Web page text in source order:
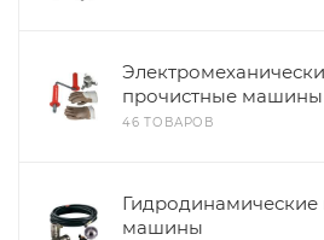
прочистные машины
46 ТОВАРОВ
машины